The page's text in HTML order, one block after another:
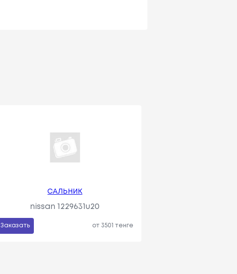
САЛЬНИК
nissan 1229631u20
Заказать от 3501 тенге